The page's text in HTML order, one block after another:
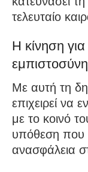
τελευταίο
Η κίνηση
Με αυτή τη
επιχειρεί να
με το κοινό
υπόθεση που
ανασφάλεια